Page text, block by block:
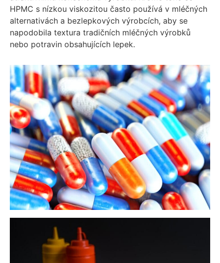
HPMC s nízkou viskozitou často používá v mléčných
alternativách a bezlepkových výrobcích, aby se
napodobila textura tradičních mléčných výrobků
nebo potravin obsahujících lepek.